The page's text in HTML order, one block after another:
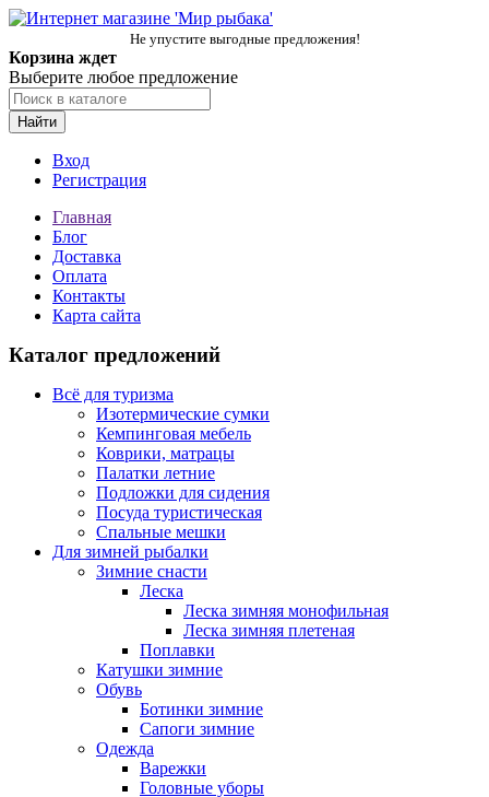
Не упустите выгодные предложения!
Корзина ждет
Выберите любое предложение
Найти
Вход
Регистрация
Главная
Блог
Доставка
Оплата
Контакты
Карта сайта
Каталог предложений
Всё для туризма
Изотермические сумки
Кемпинговая мебель
Коврики, матрацы
Палатки летние
Подложки для сидения
Посуда туристическая
Спальные мешки
Для зимней рыбалки
Зимние снасти
Леска
Леска зимняя монофильная
Леска зимняя плетеная
Поплавки
Катушки зимние
Обувь
Ботинки зимние
Сапоги зимние
Одежда
Варежки
Головные уборы